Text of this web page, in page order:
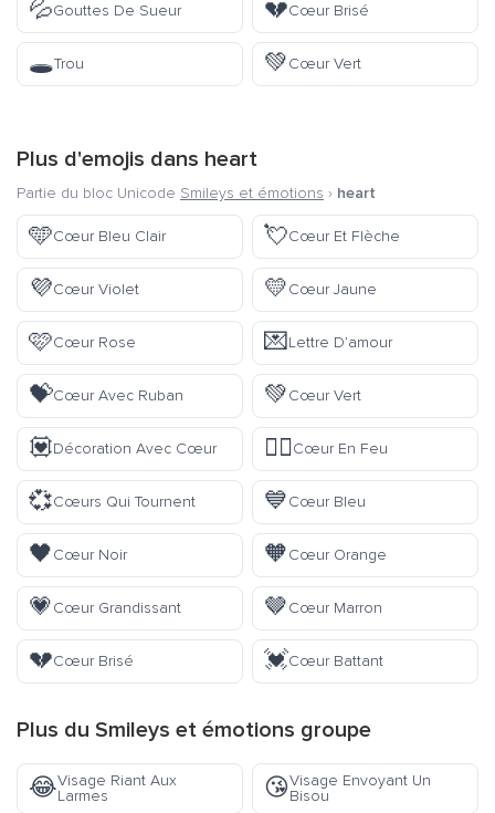
💦Gouttes De Sueur 💔Cœur Brisé
🕳️Trou 💚Cœur Vert
Plus d'emojis dans heart
Partie du bloc Unicode Smileys et émotions › heart
🩵Cœur Bleu Clair 💘Cœur Et Flèche
💜Cœur Violet 💛Cœur Jaune
🩷Cœur Rose 💌Lettre D’amour
💝Cœur Avec Ruban 💚Cœur Vert
💟Décoration Avec Cœur ❤️‍🔥Cœur En Feu
💞Cœurs Qui Tournent 💙Cœur Bleu
🖤Cœur Noir 🧡Cœur Orange
💗Cœur Grandissant 🤎Cœur Marron
💔Cœur Brisé 💓Cœur Battant
Plus du Smileys et émotions groupe
😂Visage Riant Aux
Larmes
😘Visage Envoyant Un
Bisou